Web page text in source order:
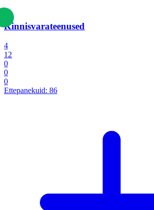
Kinnisvarateenused
4
12
0
0
0
Ettepanekuid: 86